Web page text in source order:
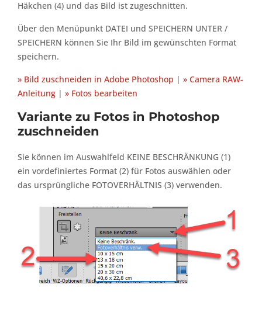
Häkchen (4) und das Bild ist zugeschnitten.
Über den Menüpunkt DATEI und SPEICHERN UNTER /
SPEICHERN können Sie Ihr Bild im gewünschten Format
speichern.
» Bild zuschneiden in Adobe Photoshop
» Camera RAW-
Anleitung
» Fotos bearbeiten
Variante zu Fotos in Photoshop
zuschneiden
Sie können im Auswahlfeld KEINE BESCHRÄNKUNG (1)
ein vordefiniertes Format (2) für Fotos auswählen oder
das ursprüngliche FOTOVERHÄLTNIS (3) verwenden.